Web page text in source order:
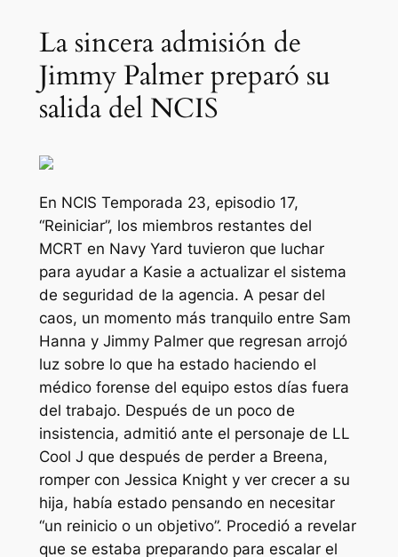
La sincera admisión de
Jimmy Palmer preparó su
salida del NCIS
En NCIS Temporada 23, episodio 17,
“Reiniciar”, los miembros restantes del
MCRT en Navy Yard tuvieron que luchar
para ayudar a Kasie a actualizar el sistema
de seguridad de la agencia. A pesar del
caos, un momento más tranquilo entre Sam
Hanna y Jimmy Palmer que regresan arrojó
luz sobre lo que ha estado haciendo el
médico forense del equipo estos días fuera
del trabajo. Después de un poco de
insistencia, admitió ante el personaje de LL
Cool J que después de perder a Breena,
romper con Jessica Knight y ver crecer a su
hija, había estado pensando en necesitar
“un reinicio o un objetivo”. Procedió a revelar
que se estaba preparando para escalar el